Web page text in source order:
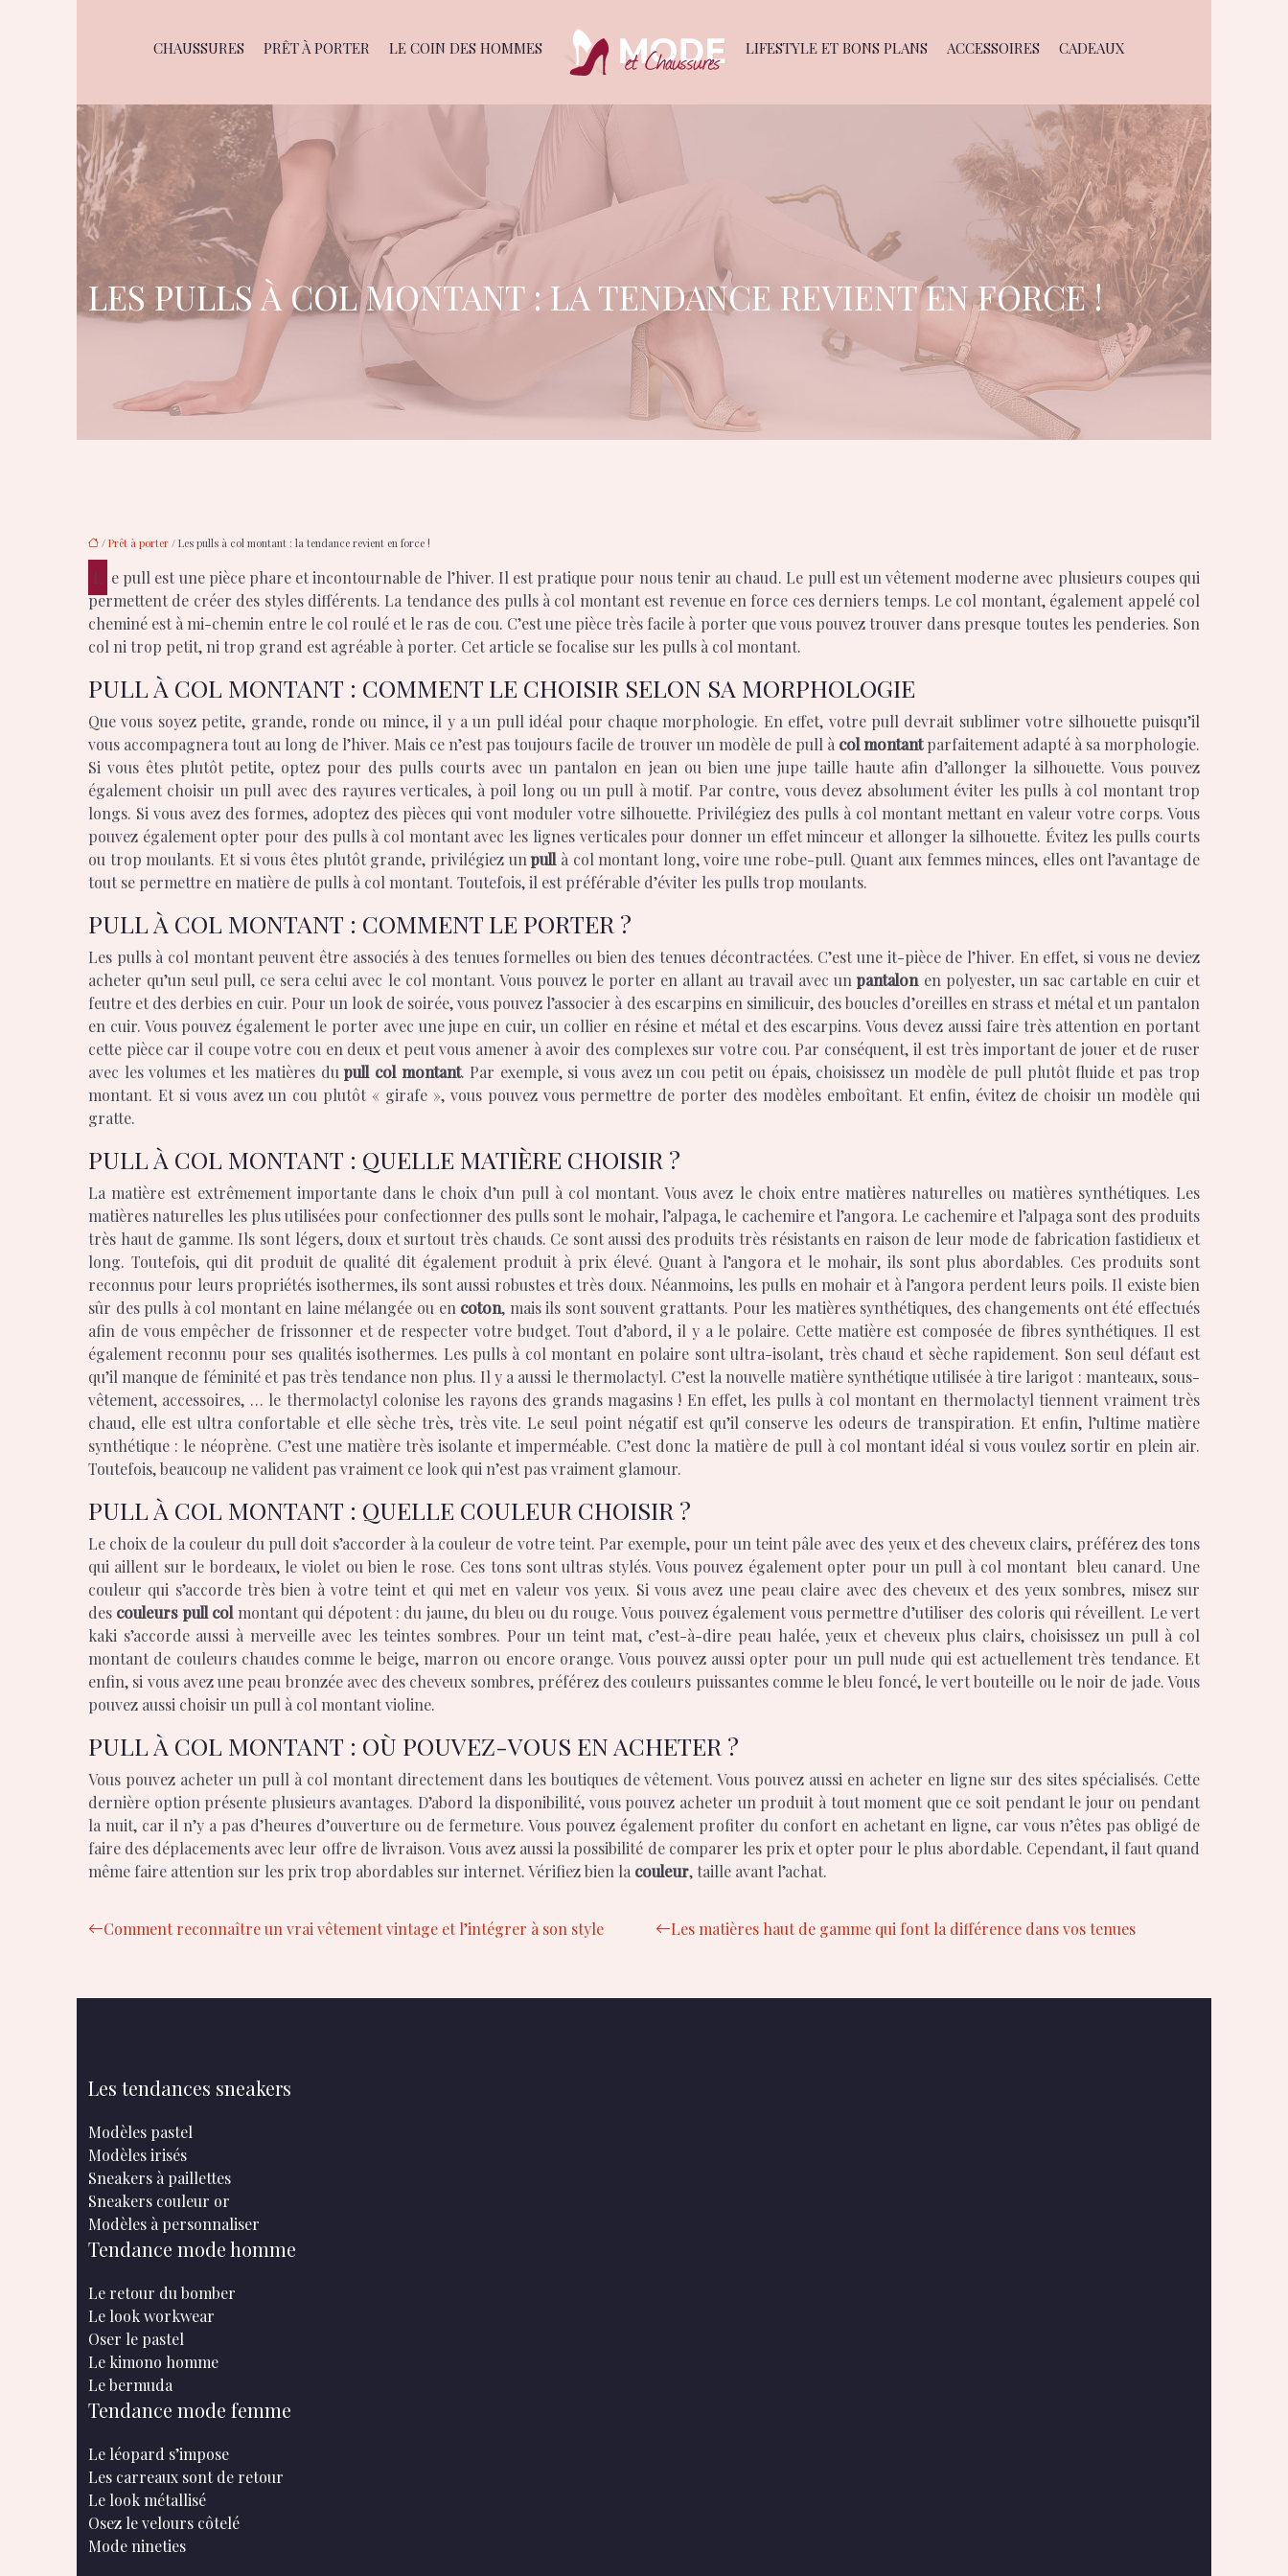
LE COIN DES HOMMES
PRÊT À PORTER
CHAUSSURES LIFESTYLE ET BONS PLANS ACCESSOIRES CADEAUX
LES PULLS À COL MONTANT : LA TENDANCE REVIENT EN FORCE !
/ Prêt à porter / Les pulls à col montant : la tendance revient en force !
Le pull est une pièce phare et incontournable de l’hiver. Il est pratique pour nous tenir au chaud. Le pull est un vêtement moderne avec plusieurs coupes qui
permettent de créer des styles différents. La tendance des pulls à col montant est revenue en force ces derniers temps. Le col montant, également appelé col
cheminé est à mi-chemin entre le col roulé et le ras de cou. C’est une pièce très facile à porter que vous pouvez trouver dans presque toutes les penderies. Son
col ni trop petit, ni trop grand est agréable à porter. Cet article se focalise sur les pulls à col montant.
PULL À COL MONTANT : COMMENT LE CHOISIR SELON SA MORPHOLOGIE
Que vous soyez petite, grande, ronde ou mince, il y a un pull idéal pour chaque morphologie. En effet, votre pull devrait sublimer votre silhouette puisqu’il
vous accompagnera tout au long de l’hiver. Mais ce n’est pas toujours facile de trouver un modèle de pull à col montantparfaitement adapté à sa morphologie.
Si vous êtes plutôt petite, optez pour des pulls courts avec un pantalon en jean ou bien une jupe taille haute afin d’allonger la silhouette. Vous pouvez
également choisir un pull avec des rayures verticales, à poil long ou un pull à motif. Par contre, vous devez absolument éviter les pulls à col montant trop
longs. Si vous avez des formes, adoptez des pièces qui vont moduler votre silhouette. Privilégiez des pulls à col montant mettant en valeur votre corps. Vous
pouvez également opter pour des pulls à col montant avec les lignes verticales pour donner un effet minceur et allonger la silhouette. Évitez les pulls courts
ou trop moulants. Et si vous êtes plutôt grande, privilégiez unpull à col montant long, voire une robe-pull. Quant aux femmes minces, elles ont l’avantage de
tout se permettre en matière de pulls à col montant. Toutefois, il est préférable d’éviter les pulls trop moulants.
PULL À COL MONTANT : COMMENT LE PORTER ?
Les pulls à col montant peuvent être associés à des tenues formelles ou bien des tenues décontractées. C’est une it-pièce de l’hiver. En effet, si vous ne deviez
acheter qu’un seul pull, ce sera celui avec le col montant. Vous pouvez le porter en allant au travail avec unpantalon en polyester, un sac cartable en cuir et
feutre et des derbies en cuir. Pour un look de soirée, vous pouvez l’associer à des escarpins en similicuir, des boucles d’oreilles en strass et métal et un pantalon
en cuir. Vous pouvez également le porter avec une jupe en cuir, un collier en résine et métal et des escarpins. Vous devez aussi faire très attention en portant
cette pièce car il coupe votre cou en deux et peut vous amener à avoir des complexes sur votre cou. Par conséquent, il est très important de jouer et de ruser
avec les volumes et les matières dupull col montant. Par exemple, si vous avez un cou petit ou épais, choisissez un modèle de pull plutôt fluide et pas trop
montant. Et si vous avez un cou plutôt « girafe », vous pouvez vous permettre de porter des modèles emboîtant. Et enfin, évitez de choisir un modèle qui
gratte.
PULL À COL MONTANT : QUELLE MATIÈRE CHOISIR ?
La matière est extrêmement importante dans le choix d’un pull à col montant. Vous avez le choix entre matières naturelles ou matières synthétiques. Les
matières naturelles les plus utilisées pour confectionner des pulls sont le mohair, l’alpaga, le cachemire et l’angora. Le cachemire et l’alpaga sont des produits
très haut de gamme. Ils sont légers, doux et surtout très chauds. Ce sont aussi des produits très résistants en raison de leur mode de fabrication fastidieux et
long. Toutefois, qui dit produit de qualité dit également produit à prix élevé. Quant à l’angora et le mohair, ils sont plus abordables. Ces produits sont
reconnus pour leurs propriétés isothermes, ils sont aussi robustes et très doux. Néanmoins, les pulls en mohair et à l’angora perdent leurs poils. Il existe bien
sûr des pulls à col montant en laine mélangée ou en coton, mais ils sont souvent grattants. Pour les matières synthétiques, des changements ont été effectués
afin de vous empêcher de frissonner et de respecter votre budget. Tout d’abord, il y a le polaire. Cette matière est composée de fibres synthétiques. Il est
également reconnu pour ses qualités isothermes. Les pulls à col montant en polaire sont ultra-isolant, très chaud et sèche rapidement. Son seul défaut est
qu’il manque de féminité et pas très tendance non plus. Il y a aussi le thermolactyl. C’est la nouvelle matière synthétique utilisée à tire larigot : manteaux, sous-
vêtement, accessoires, … le thermolactyl colonise les rayons des grands magasins ! En effet, les pulls à col montant en thermolactyl tiennent vraiment très
chaud, elle est ultra confortable et elle sèche très, très vite. Le seul point négatif est qu’il conserve les odeurs de transpiration. Et enfin, l’ultime matière
synthétique : le néoprène. C’est une matière très isolante et imperméable. C’est donc la matière de pull à col montant idéal si vous voulez sortir en plein air.
Toutefois, beaucoup ne valident pas vraiment ce look qui n’est pas vraiment glamour.
PULL À COL MONTANT : QUELLE COULEUR CHOISIR ?
Le choix de la couleur du pull doit s’accorder à la couleur de votre teint. Par exemple, pour un teint pâle avec des yeux et des cheveux clairs, préférez des tons
qui aillent sur le bordeaux, le violet ou bien le rose. Ces tons sont ultras stylés. Vous pouvez également opter pour un pull à col montant bleu canard. Une
couleur qui s’accorde très bien à votre teint et qui met en valeur vos yeux. Si vous avez une peau claire avec des cheveux et des yeux sombres, misez sur
des couleurs pull col montant qui dépotent : du jaune, du bleu ou du rouge. Vous pouvez également vous permettre d’utiliser des coloris qui réveillent. Le vert
kaki s’accorde aussi à merveille avec les teintes sombres. Pour un teint mat, c’est-à-dire peau halée, yeux et cheveux plus clairs, choisissez un pull à col
montant de couleurs chaudes comme le beige, marron ou encore orange. Vous pouvez aussi opter pour un pull nude qui est actuellement très tendance. Et
enfin, si vous avez une peau bronzée avec des cheveux sombres, préférez des couleurs puissantes comme le bleu foncé, le vert bouteille ou le noir de jade. Vous
pouvez aussi choisir un pull à col montant violine.
PULL À COL MONTANT : OÙ POUVEZ-VOUS EN ACHETER ?
Vous pouvez acheter un pull à col montant directement dans les boutiques de vêtement. Vous pouvez aussi en acheter en ligne sur des sites spécialisés. Cette
dernière option présente plusieurs avantages. D’abord la disponibilité, vous pouvez acheter un produit à tout moment que ce soit pendant le jour ou pendant
la nuit, car il n’y a pas d’heures d’ouverture ou de fermeture. Vous pouvez également profiter du confort en achetant en ligne, car vous n’êtes pas obligé de
faire des déplacements avec leur offre de livraison. Vous avez aussi la possibilité de comparer les prix et opter pour le plus abordable. Cependant, il faut quand
même faire attention sur les prix trop abordables sur internet. Vérifiez bien la couleur, taille avant l’achat.
Comment reconnaître un vrai vêtement vintage et l’intégrer à son style Les matières haut de gamme qui font la différence dans vos tenues
Les tendances sneakers
Modèles pastel
Modèles irisés
Sneakers à paillettes
Sneakers couleur or
Modèles à personnaliser
Tendance mode homme
Le retour du bomber
Le look workwear
Oser le pastel
Le kimono homme
Le bermuda
Tendance mode femme
Le léopard s’impose
Les carreaux sont de retour
Le look métallisé
Osez le velours côtelé
Mode nineties